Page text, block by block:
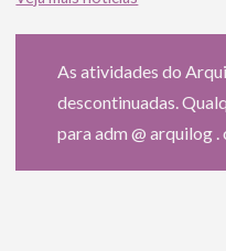
As atividades do
descontinuadas.
para adm @ arquilog .